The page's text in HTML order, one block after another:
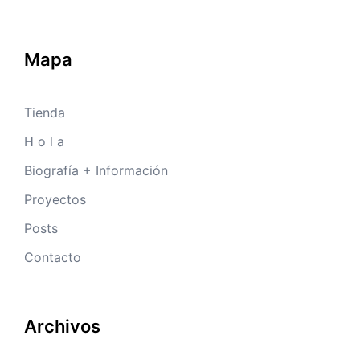
Mapa
Tienda
H o l a
Biografía + Información
Proyectos
Posts
Contacto
Archivos